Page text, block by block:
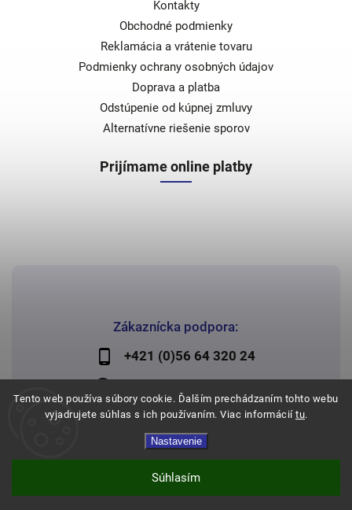
Tento web používa súbory cookie. Ďalším prechádzaním tohto webu
vyjadrujete súhlas s ich používaním. Viac informácií tu.
Nastavenie
Súhlasím
Zákaznícka podpora:
+421 (0)56 64 320 24
Kontakty
Obchodné podmienky
Reklamácia a vrátenie tovaru
Podmienky ochrany osobných údajov
Doprava a platba
Odstúpenie od kúpnej zmluvy
Alternatívne riešenie sporov
Prijímame online platby
Copyright 2026Papier Lechman. Všetky práva vyhradené.
Shoptet | Design